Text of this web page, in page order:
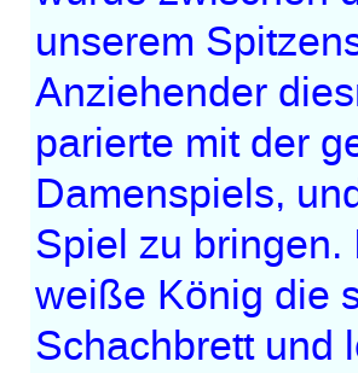
unserem
Anziehender
parierte mit der
Damenspiels,
Spiel zu bringen.
weiße König die
Schachbrett und